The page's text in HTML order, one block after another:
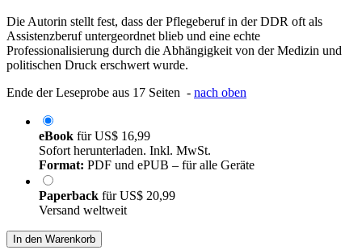
Die Autorin stellt fest, dass der Pflegeberuf in der DDR oft als
Assistenzberuf untergeordnet blieb und eine echte
Professionalisierung durch die Abhängigkeit von der Medizin und
politischen Druck erschwert wurde.
Ende der Leseprobe aus 17 Seiten - nach oben
eBook fürUS$ 16,99
Sofort herunterladen. Inkl. MwSt.
Format: PDF und ePUB – für alle Geräte
Paperback fürUS$ 20,99
Versand weltweit
In den Warenkorb